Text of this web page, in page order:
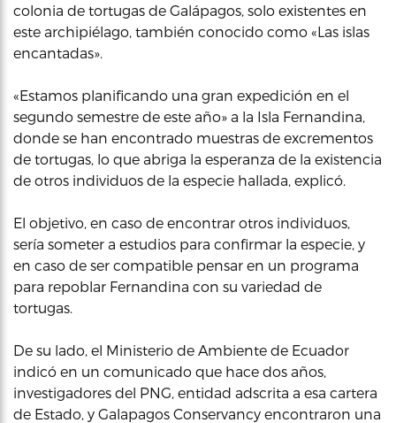
colonia de tortugas de Galápagos, solo existentes en
este archipiélago, también conocido como «Las islas
encantadas».
«Estamos planificando una gran expedición en el
segundo semestre de este año» a la Isla Fernandina,
donde se han encontrado muestras de excrementos
de tortugas, lo que abriga la esperanza de la existencia
de otros individuos de la especie hallada, explicó.
El objetivo, en caso de encontrar otros individuos,
sería someter a estudios para confirmar la especie, y
en caso de ser compatible pensar en un programa
para repoblar Fernandina con su variedad de
tortugas.
De su lado, el Ministerio de Ambiente de Ecuador
indicó en un comunicado que hace dos años,
investigadores del PNG, entidad adscrita a esa cartera
de Estado, y Galapagos Conservancy encontraron una